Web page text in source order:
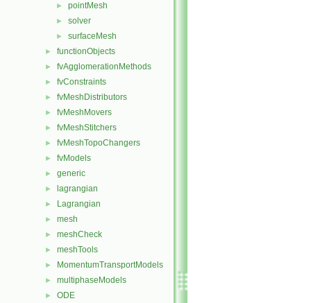
► pointMesh
► solver
► surfaceMesh
► functionObjects
► fvAgglomerationMethods
► fvConstraints
► fvMeshDistributors
► fvMeshMovers
► fvMeshStitchers
► fvMeshTopoChangers
► fvModels
► generic
► lagrangian
► Lagrangian
► mesh
► meshCheck
► meshTools
► MomentumTransportModels
► multiphaseModels
► ODE